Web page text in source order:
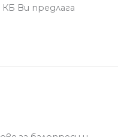
Ви предлага